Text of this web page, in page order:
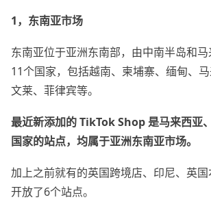
1，东南亚市场
东南亚位于亚洲东南部，由中南半岛和
11个国家，包括越南、柬埔寨、缅甸、马
文莱、菲律宾等。
最近新添加的 TikTok Shop 是马来西亚
国家的站点，均属于亚洲东南亚市场。
加上之前就有的英国跨境店、印尼、英
开放了6个站点。